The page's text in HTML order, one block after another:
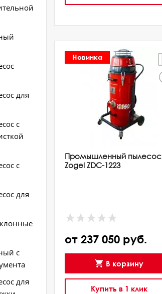
для
с
с
для
с
для
Новинка
Промышленный пылесос
Zogel ZDC-1223
от 237 050 руб.
В корзину
Купить в 1 клик